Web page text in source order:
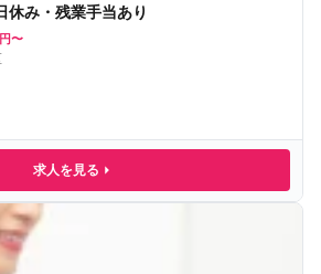
み・残業手当あり
〜
求人を見る